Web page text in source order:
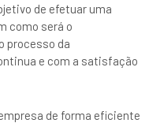
de efetuar uma
como será o
processo da
e com a satisfação
de forma eficiente